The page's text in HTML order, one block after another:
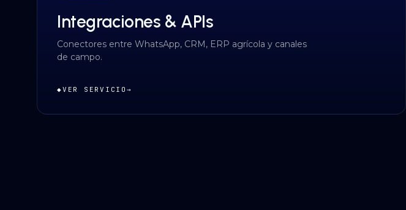
Integraciones & APIs
Conectores entre WhatsApp, CRM, ERP agrícola y canales
de campo.
◆VER SERVICIO →